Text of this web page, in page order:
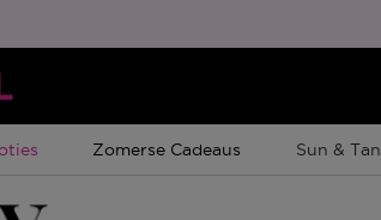
PromotieTijdelijke Promotie
Zomerse Cadeaus Sun & Tan